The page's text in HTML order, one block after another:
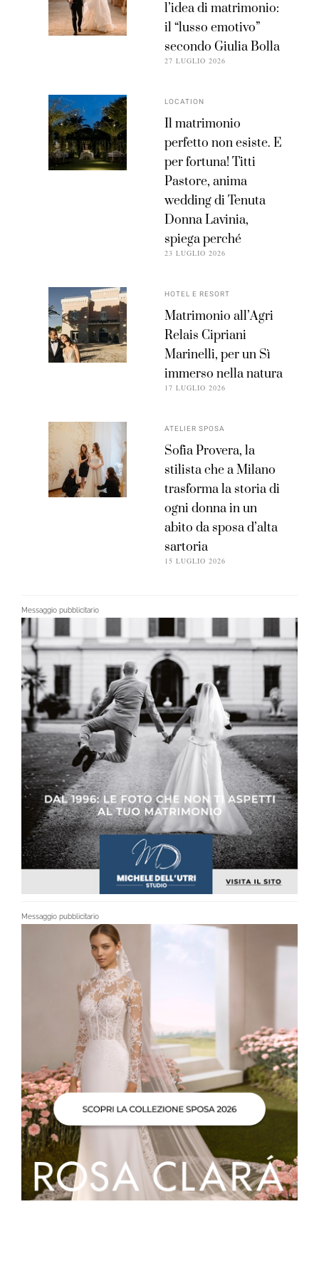
l’idea di matrimonio:
il “lusso emotivo”
secondo Giulia Bolla
27 LUGLIO 2026
LOCATION
Il matrimonio
perfetto non esiste. E
per fortuna! Titti
Pastore, anima
wedding di Tenuta
Donna Lavinia,
spiega perché
23 LUGLIO 2026
HOTEL E RESORT
Matrimonio all’Agri
Relais Cipriani
Marinelli, per un Sì
immerso nella natura
17 LUGLIO 2026
ATELIER SPOSA
Sofia Provera, la
stilista che a Milano
trasforma la storia di
ogni donna in un
abito da sposa d’alta
sartoria
15 LUGLIO 2026
Messaggio pubblicitario
Messaggio pubblicitario